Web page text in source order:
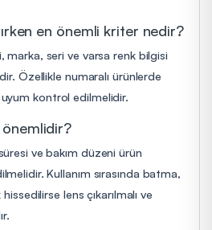
en önemli kriter nedir?
marka, seri ve varsa renk bilgisi
Özellikle numaralı ürünlerde
kontrol edilmelidir.
önemlidir?
ve bakım düzeni ürün
Kullanım sırasında batma,
hissedilirse lens çıkarılmalı ve